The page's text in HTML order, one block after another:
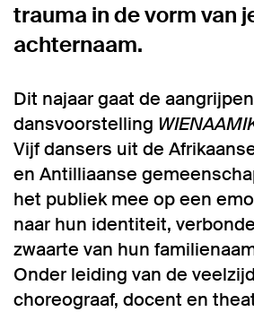
trauma in de vorm van
achternaam.
Dit najaar gaat de
dansvoorstelling
Vijf dansers uit de
en Antilliaanse
het publiek mee op een
naar hun identiteit,
zwaarte van hun
Onder leiding van de
choreograaf, docent en